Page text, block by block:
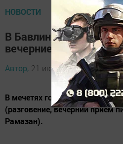
НОВОСТИ
В Бавлинских мечетях
вечерние трапезы
Автор, 21 июля 2013 - 07:00
В мечетях города проходят
(разговение, вечерний приём
Рамазан).